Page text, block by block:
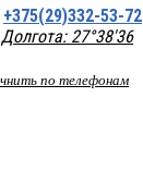
+375(29)332-53-72
27°38'36
по телефонам